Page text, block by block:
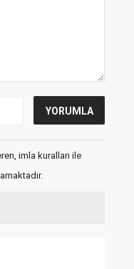
imla kuralları ile